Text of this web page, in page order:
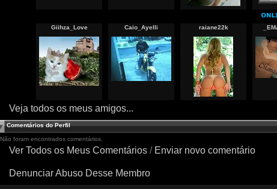
Giihza_Love Caio_Ayelli raiane22k
Veja todos os meus amigos...
Comentários do Perfil
Não foram encontrados comentários.
Ver Todos os Meus Comentários / Enviar novo comentário
Denunciar Abuso Desse Membro